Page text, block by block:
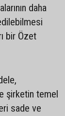
daha
bir Özet
şirketin temel
sade ve